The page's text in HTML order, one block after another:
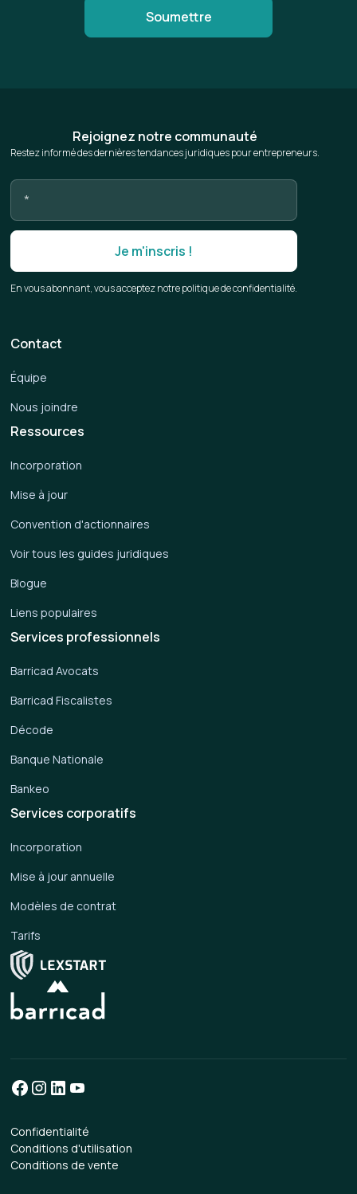
Rejoignez notre communauté
Restez informé des dernières tendances juridiques pour entrepreneurs.
En vous abonnant, vous acceptez notre politique de confidentialité.
Services corporatifs
Incorporation
Mise à jour annuelle
Modèles de contrat
Tarifs
Services professionnels
Barricad Avocats
Barricad Fiscalistes
Décode
Banque Nationale
Bankeo
Ressources
Incorporation
Mise à jour
Convention d'actionnaires
Voir tous les guides juridiques
Blogue
Liens populaires
Contact
Équipe
Nous joindre
Confidentialité
Conditions d'utilisation
Conditions de vente